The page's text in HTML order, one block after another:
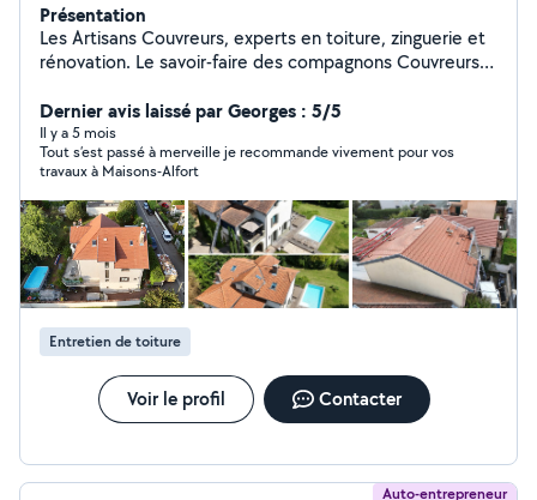
Présentation
Les Artisans Couvreurs, experts en toiture, zinguerie et
rénovation. Le savoir-faire des compagnons Couvreurs
https://share.google/7kzjRqApnPKO5fV0C
Dernier avis laissé par Georges : 5/5
Il y a 5 mois
Tout s’est passé à merveille je recommande vivement pour vos
travaux à Maisons-Alfort
Entretien de toiture
Voir le profil Contacter
Auto-entrepreneur